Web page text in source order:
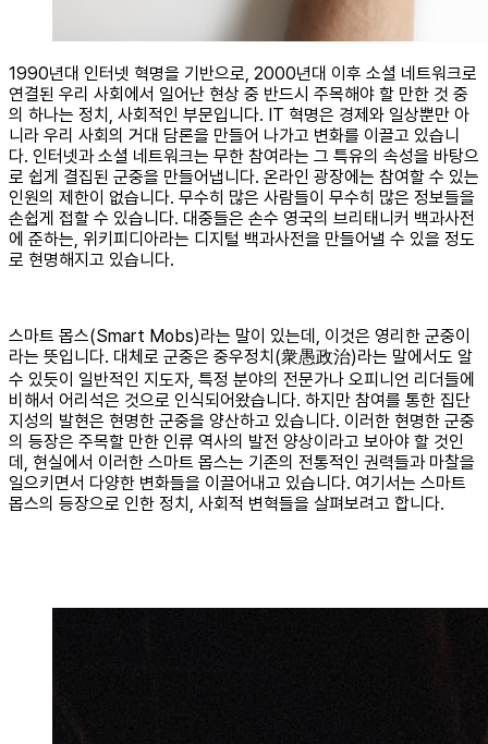
1990년대 인터넷 혁명을 기반으로, 2000년대 이후 소셜 네트워크로
연결된 우리 사회에서 일어난 현상 중 반드시 주목해야 할 만한 것 중
의 하나는 정치, 사회적인 부문입니다. IT 혁명은 경제와 일상뿐만 아
니라 우리 사회의 거대 담론을 만들어 나가고 변화를 이끌고 있습니
다. 인터넷과 소셜 네트워크는 무한 참여라는 그 특유의 속성을 바탕으
로 쉽게 결집된 군중을 만들어냅니다. 온라인 광장에는 참여할 수 있는
인원의 제한이 없습니다. 무수히 많은 사람들이 무수히 많은 정보들을
손쉽게 접할 수 있습니다. 대중들은 손수 영국의 브리태니커 백과사전
에 준하는, 위키피디아라는 디지털 백과사전을 만들어낼 수 있을 정도
로 현명해지고 있습니다.
스마트 몹스(Smart Mobs)라는 말이 있는데, 이것은 영리한 군중이
라는 뜻입니다. 대체로 군중은 중우정치(衆愚政治)라는 말에서도 알
수 있듯이 일반적인 지도자, 특정 분야의 전문가나 오피니언 리더들에
비해서 어리석은 것으로 인식되어왔습니다. 하지만 참여를 통한 집단
지성의 발현은 현명한 군중을 양산하고 있습니다. 이러한 현명한 군중
의 등장은 주목할 만한 인류 역사의 발전 양상이라고 보아야 할 것인
데, 현실에서 이러한 스마트 몹스는 기존의 전통적인 권력들과 마찰을
일으키면서 다양한 변화들을 이끌어내고 있습니다. 여기서는 스마트
몹스의 등장으로 인한 정치, 사회적 변혁들을 살펴보려고 합니다.